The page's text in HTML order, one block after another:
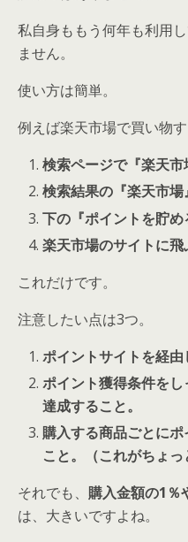
私自身ももう何年も利用
ません。
使い方は簡単。
例えば楽天市場で買い物す
検索ページで『楽天
検索結果の『楽天市
下の『ポイントを貯
楽天市場のサイトに
これだけです。
注意したい点は3つ。
ポイントサイトを経由
ポイント獲得条件を
達成すること。
購入する商品ごとに
こと。（これがちょっ
それでも、 購入金額の1％
は、大きいですよね。